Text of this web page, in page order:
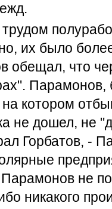
трудом
их было
обещал, что
котором
не дошел, не
Горбатов, -
не
никакого